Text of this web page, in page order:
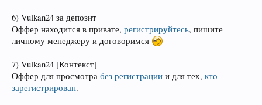
6) Vulkan24 за депозит
Оффер находится в привате, регистрируйтесь, пишите
личному менеджеру и договоримся
7) Vulkan24 [Контекст]
Оффер для просмотра без регистрации и для тех, кто
зарегистрирован.